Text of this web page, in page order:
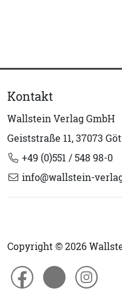
Kontakt
Wallstein Verlag GmbH
Geiststraße 11, 37073
+49 (0)551 / 548 98-0
info@wallstein-
Copyright © 2026